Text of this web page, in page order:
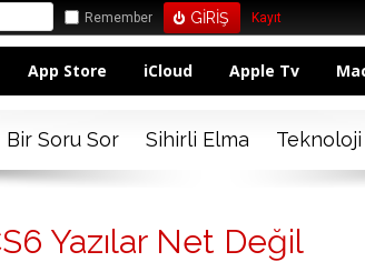
Remember Kayıt
App Store iCloud Apple Tv
Bir Soru Sor Sihirli Elma
Yazılar Net Değil